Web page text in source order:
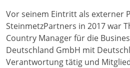
Vor seinem Eintritt als externer
SteinmetzPartners in 2017 war
Country Manager für die
Deutschland GmbH mit
Verantwortung tätig und